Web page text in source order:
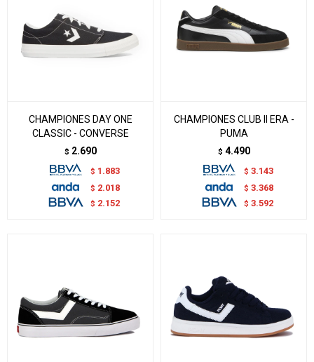
CHAMPIONES DAY ONE
CLASSIC - CONVERSE
$ 2.690
$ 1.883
$ 2.018
$ 2.152
CHAMPIONES CLUB II ERA -
PUMA
$ 4.490
$ 3.143
$ 3.368
$ 3.592